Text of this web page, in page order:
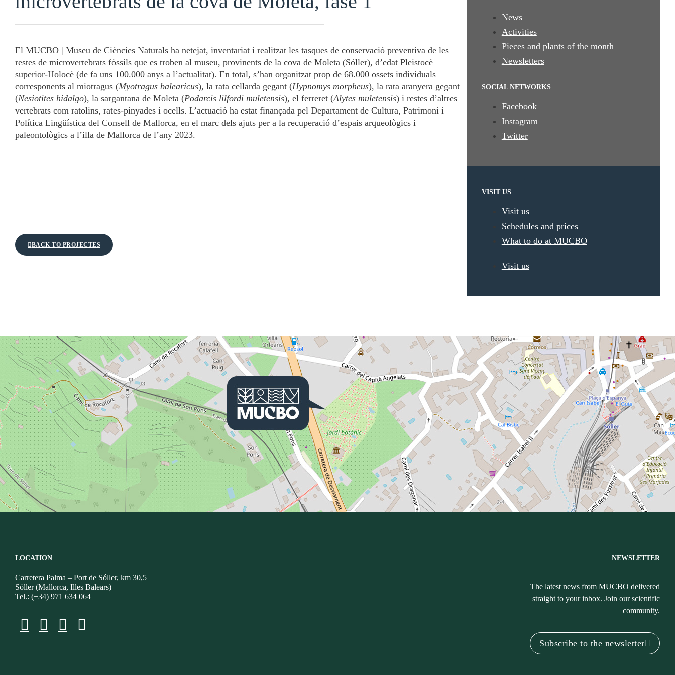
El MUCBO | Museu de Ciències Naturals ha netejat, inventariat i realitzat les tasques de conservació preventiva de les
restes de microvertebrats fòssils que es troben al museu, provinents de la cova de Moleta (Sóller), d’edat Pleistocè
superior-Holocè (de fa uns 100.000 anys a l’actualitat). En total, s’han organitzat prop de 68.000 ossets individuals
corresponents al miotragus (Myotragus balearicus), la rata cellarda gegant (Hypnomys morpheus), la rata aranyera gegant
(Nesiotites hidalgo), la sargantana de Moleta (Podarcis lilfordi muletensis), el ferreret (Alytes muletensis) i restes d’altres
vertebrats com ratolins, rates-pinyades i ocells. L’actuació ha estat finançada pel Departament de Cultura, Patrimoni i
Política Lingüística del Consell de Mallorca, en el marc dels ajuts per a la recuperació d’espais arqueològics i
paleontològics a l’illa de Mallorca de l’any 2023.
BACK TO PROJECTES
News
Activities
Pieces and plants of the month
Newsletters
SOCIAL NETWORKS
Facebook
Instagram
Twitter
VISIT US
Visit us
Schedules and prices
What to do at MUCBO
Visit us
LOCATION
Carretera Palma – Port de Sóller, km 30,5
Sóller (Mallorca, Illes Balears)
Tel.: (+34) 971 634 064
NEWSLETTER
The latest news from MUCBO delivered
straight to your inbox. Join our scientific
community.
Subscribe to the newsletter